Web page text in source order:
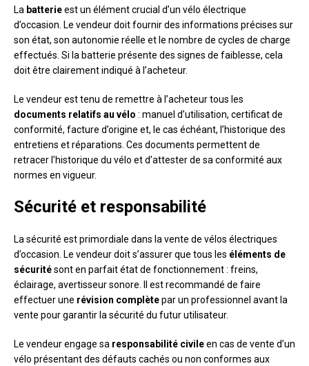
La batterieest un élément crucial d’un vélo électrique
d’occasion. Le vendeur doit fournir des informations précises sur
son état, son autonomie réelle et le nombre de cycles de charge
effectués. Si la batterie présente des signes de faiblesse, cela
doit être clairement indiqué à l’acheteur.
Le vendeur est tenu de remettre à l’acheteur tous les
documents relatifs au vélo : manuel d’utilisation, certificat de
conformité, facture d’origine et, le cas échéant, l’historique des
entretiens et réparations. Ces documents permettent de
retracer l’historique du vélo et d’attester de sa conformité aux
normes en vigueur.
Sécurité et responsabilité
La sécurité est primordiale dans la vente de vélos électriques
d’occasion. Le vendeur doit s’assurer que tous les éléments de
sécuritésont en parfait état de fonctionnement : freins,
éclairage, avertisseur sonore. Il est recommandé de faire
effectuer une révision complètepar un professionnel avant la
vente pour garantir la sécurité du futur utilisateur.
Le vendeur engage sa responsabilité civileen cas de vente d’un
vélo présentant des défauts cachés ou non conformes aux